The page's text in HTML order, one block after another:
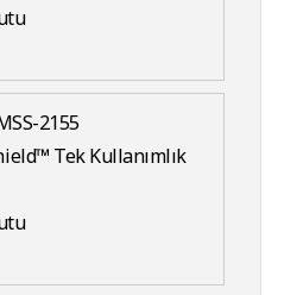
2155
Tek Kullanımlık